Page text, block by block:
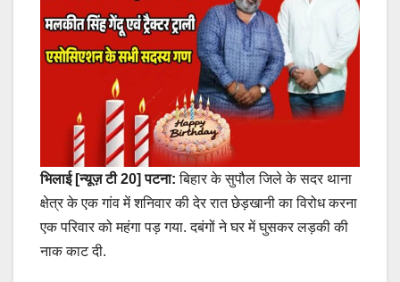
भिलाई [न्यूज़ टी 20] पटना:बिहार के सुपौल जिले के सदर थाना
क्षेत्र के एक गांव में शनिवार की देर रात छेड़खानी का विरोध करना
एक परिवार को महंगा पड़ गया. दबंगों ने घर में घुसकर लड़की की
नाक काट दी.